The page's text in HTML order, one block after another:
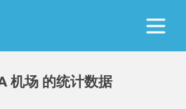
机场 的统计数据